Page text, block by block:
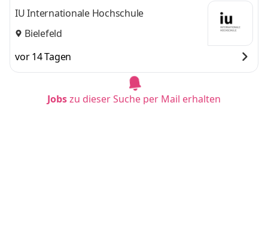
IU Internationale Hochschule
Bielefeld
vor 14 Tagen
Jobszu dieser Suche per Mail erhalten